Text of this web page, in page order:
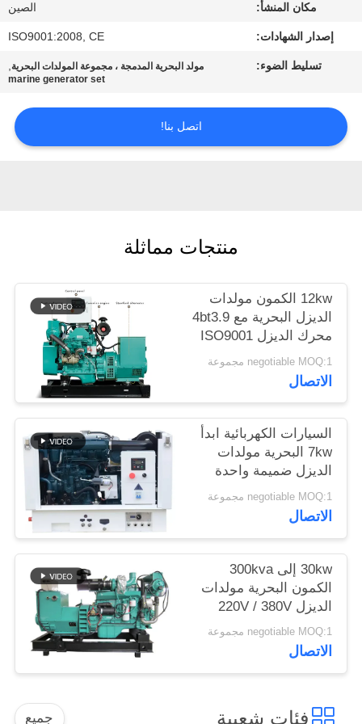
مراقبة
الجودة
بنا
الموقع
PRIVACY
POLICY
مكان المنشأ: الصين
إصدار الشهادات: ISO9001:2008, CE
تسليط الضوء: مولد البحرية المدمجة ، مجموعة المولدات البحرية,
marine generator set
اتصل بنا!
منتجات مماثلة
12kw الكمون مولدات
الديزل البحرية مع 4bt3.9
محرك الديزل ISO9001
متوافقة
negotiable MOQ:1 مجموعة
الاتصال
السيارات الكهربائية ابدأ
7kw البحرية مولدات
الديزل ضميمة واحدة
مياه البحر
negotiable MOQ:1 مجموعة
الاتصال
30kw إلى 300kva
الكمون البحرية مولدات
الديزل 220V / 380V
كفاءة عالية
negotiable MOQ:1 مجموعة
الاتصال
فئات شعبية جميع